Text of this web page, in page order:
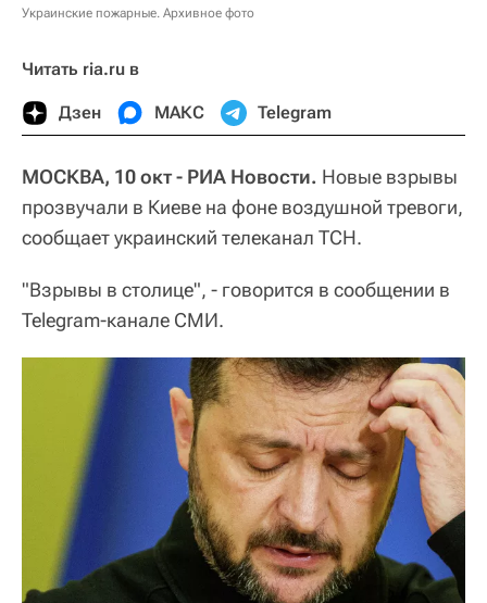
Украинские пожарные. Архивное фото
Читать ria.ru в
Дзен МАКС Telegram
МОСКВА, 10 окт - РИА Новости. Новые взрывы
прозвучали в Киеве на фоне воздушной тревоги,
сообщает украинский телеканал ТСН.
"Взрывы в столице", - говорится в сообщении в
Telegram-канале СМИ.